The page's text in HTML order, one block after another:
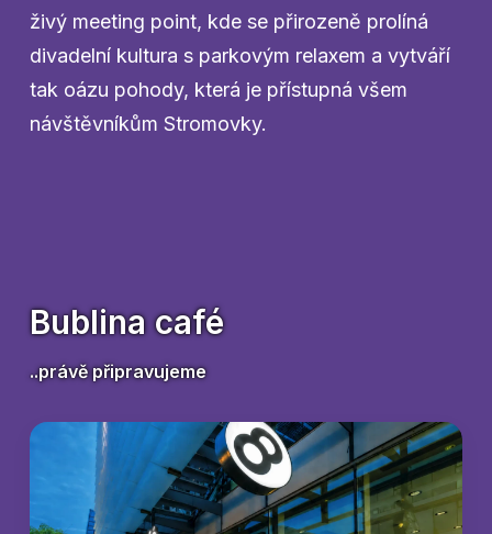
živý meeting point, kde se přirozeně prolíná
divadelní kultura s parkovým relaxem a vytváří
tak oázu pohody, která je přístupná všem
návštěvníkům Stromovky.
Bublina café
..právě připravujeme